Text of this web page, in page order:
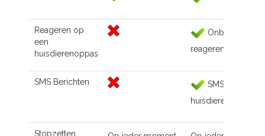
Reageren op
een
huisdierenoppas
Onbeperkt
reageren
SMS Berichten
SMS naar de
huisdierenoppas
Stopzetten